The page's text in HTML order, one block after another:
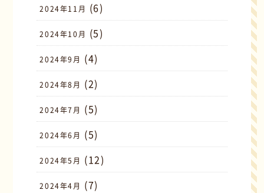
2024年11月 (6)
2024年10月 (5)
2024年9月 (4)
2024年8月 (2)
2024年7月 (5)
2024年6月 (5)
2024年5月 (12)
2024年4月 (7)